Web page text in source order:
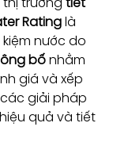
Ratinglà
nước do
bốnhằm
giá và xếp
giải pháp
quả và tiết